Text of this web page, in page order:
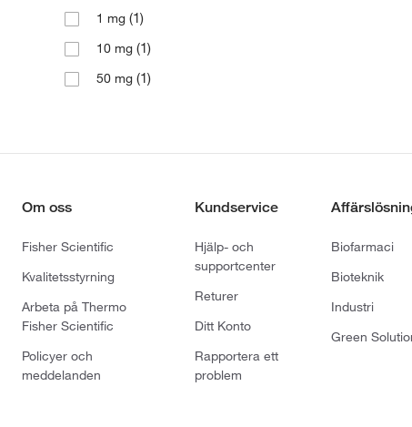
1 mg (1)
10 mg (1)
50 mg (1)
Om oss
Fisher Scientific
Kvalitetsstyrning
Arbeta på Thermo
Fisher Scientific
Policyer och
meddelanden
Kundservice
Hjälp- och
supportcenter
Returer
Ditt Konto
Rapportera ett
problem
Biofarmaci
Bioteknik
Industri
Green